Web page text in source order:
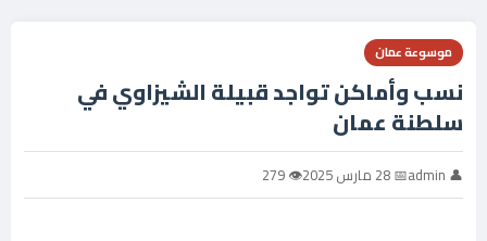
موسوعة عمان
نسب وأماكن تواجد قبيلة الشيزاوي في
سلطنة عمان
👤 admin 📅 28 مارس 2025 👁 279